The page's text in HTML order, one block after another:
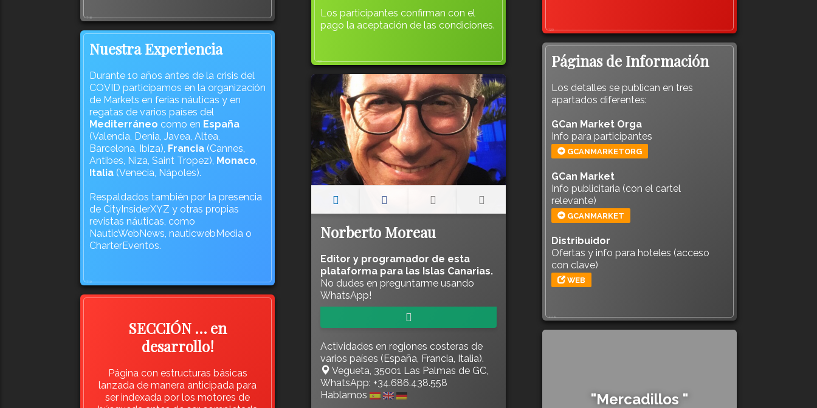
718
Los participantes confirman con el
pago la aceptación de las condiciones.
721
720
Nuestra Experiencia
Durante 10 años antes de la crisis del
COVID participamos en la organización
de Markets en ferias náuticas y en
regatas de varios países del
Mediterráneo como en España
(Valencia, Denia, Javea, Altea,
Barcelona, Ibiza), Francia (Cannes,
Antibes, Niza, Saint Tropez), Monaco,
Italia (Venecia, Nápoles).
Respaldados también por la presencia
de CityInsiderXYZ y otras propias
revistas náuticas, como
NauticWebNews, nauticwebMedia o
CharterEventos.
719
Páginas de Información
Los detalles se publican en tres
apartados diferentes:
GCan Market Orga
Info para participantes
GCANMARKETORG
GCan Market
Info publicitaria (con el cartel
relevante)
GCANMARKET
Distribuidor
Ofertas y info para hoteles (acceso
con clave)
WEB
1118
Norberto Moreau
Editor y programador de esta
plataforma para las Islas Canarias.
No dudes en preguntarme usando
WhatsApp!
Actividades en regiones costeras de
varios países (España, Francia, Italia).
Vegueta, 35001 Las Palmas de GC,
WhatsApp: +34.686.438.558
Hablamos
SECCIÓN … en
desarrollo!
Página con estructuras básicas
lanzada de manera anticipada para
ser indexada por los motores de
"Mercadillos "